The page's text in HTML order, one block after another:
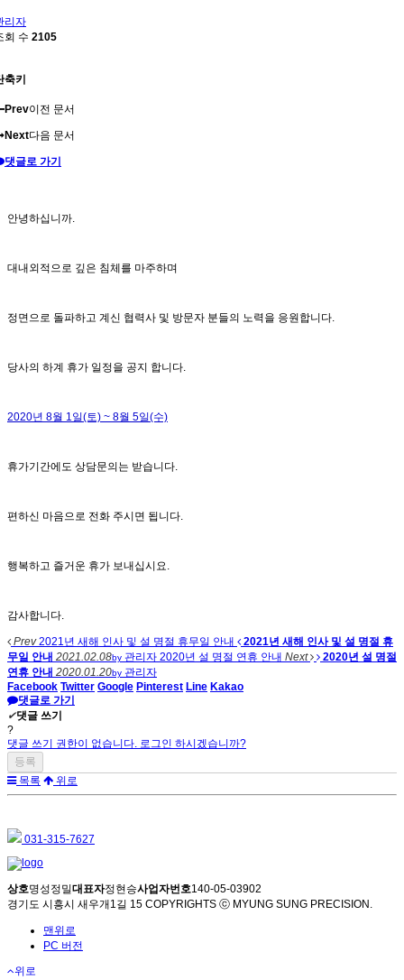
리자
회 수 2105
축키
Prev이전 문서
Next다음 문서
댓글로 가기
안녕하십니까.
대내외적으로 깊은 침체를 마주하며
정면으로 돌파하고 계신 협력사 및 방문자 분들의 노력을 응원합니다.
당사의 하계 휴가 일정을 공지 합니다.
2020년 8월 1일(토) ~ 8월 5일(수)
휴가기간에도 상담문의는 받습니다.
편하신 마음으로 전화 주시면 됩니다.
행복하고 즐거운 휴가 보내십시요.
감사합니다.
Prev2021년 새해 인사 및 설 명절 휴무일 안내
2021년 새해 인사 및 설 명절 휴
무일 안내 2021.02.08by 관리자 2020년 설 명절 연휴 안내 Next
2020년 설 명절
연휴 안내 2020.01.20by 관리자
Facebook Twitter Google Pinterest Line Kakao
댓글로 가기
✔댓글 쓰기
?
댓글 쓰기 권한이 없습니다. 로그인 하시겠습니까?
목록 위로
031-315-7627
상호명성정밀대표자정현승사업자번호140-05-03902
경기도 시흥시 새우개1길 15 COPYRIGHTS ⓒ MYUNG SUNG PRECISION.
맨위로
PC 버전
위로